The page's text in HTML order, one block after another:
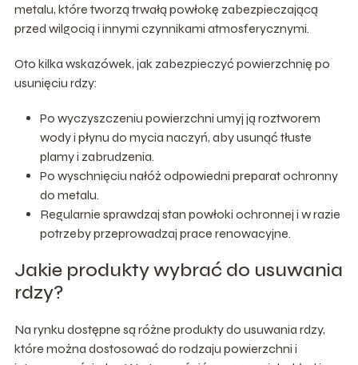
metalu, które tworzą trwałą powłokę zabezpieczającą
przed wilgocią i innymi czynnikami atmosferycznymi.
Oto kilka wskazówek, jak zabezpieczyć powierzchnię po
usunięciu rdzy:
Po wyczyszczeniu powierzchni umyj ją roztworem
wody i płynu do mycia naczyń, aby usunąć tłuste
plamy i zabrudzenia.
Po wyschnięciu nałóż odpowiedni preparat ochronny
do metalu.
Regularnie sprawdzaj stan powłoki ochronnej i w razie
potrzeby przeprowadzaj prace renowacyjne.
Jakie produkty wybrać do usuwania
rdzy?
Na rynku dostępne są różne produkty do usuwania rdzy,
które można dostosować do rodzaju powierzchni i